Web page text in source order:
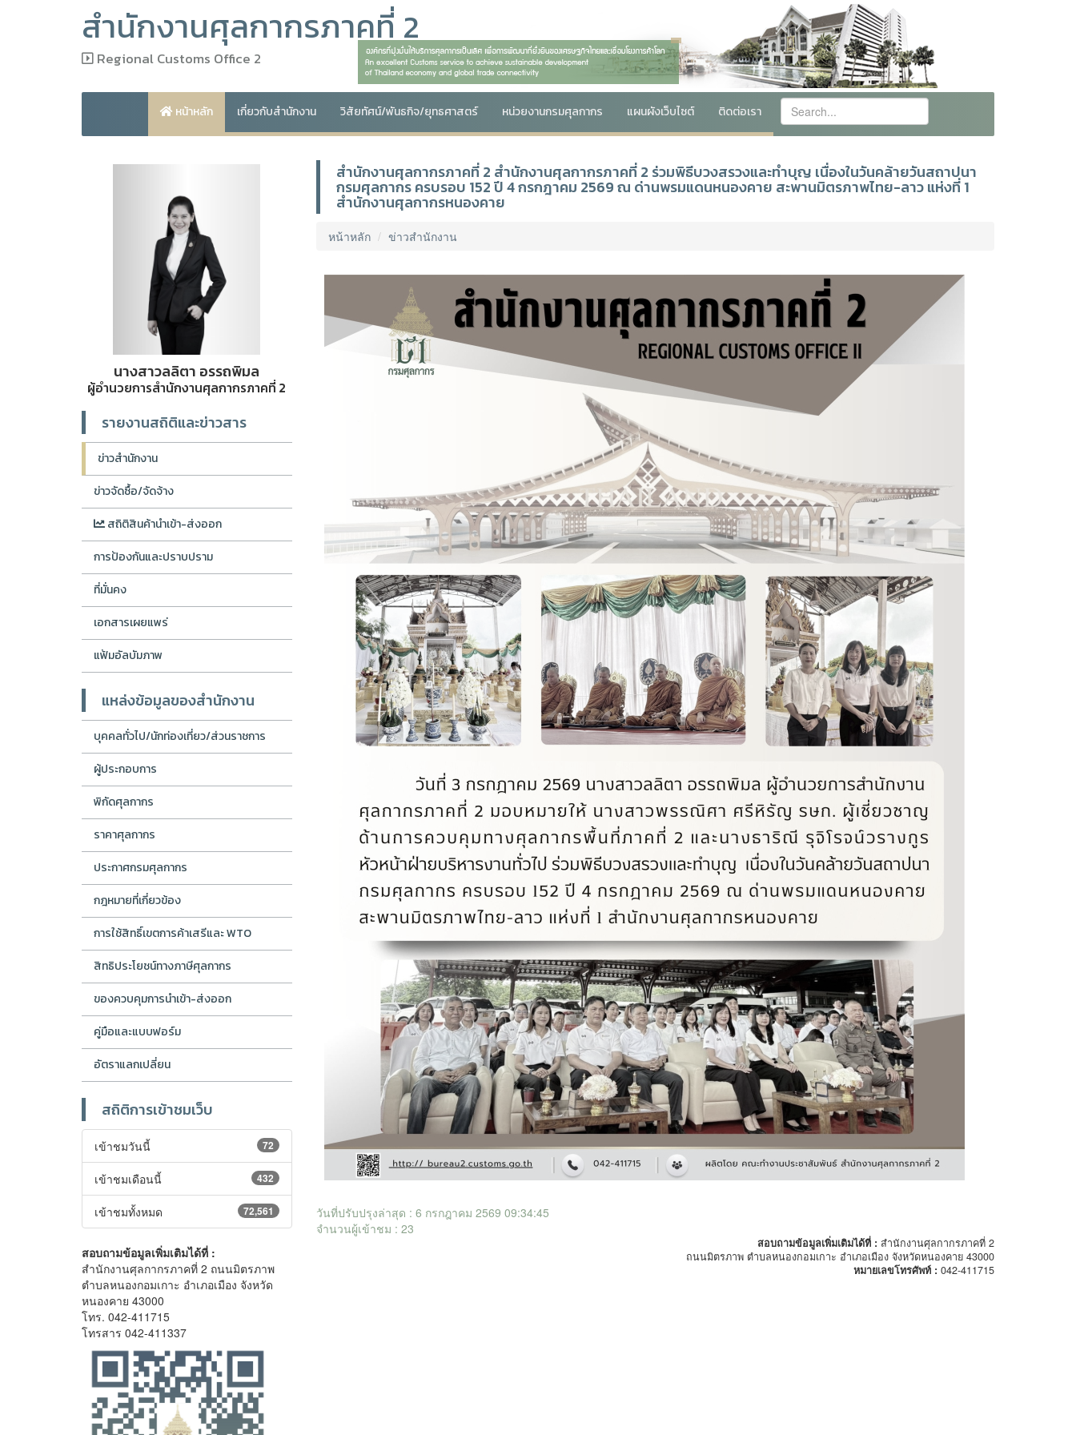
สำนักงานศุลกากรภาคที่ 2
Regional Customs Office 2
หน้าหลัก เกี่ยวกับสำนักงาน วิสัยทัศน์/พันธกิจ/ยุทธศาสตร์ หน่วยงานกรมศุลกากร แผนผังเว็บไซต์ ติดต่อเรา
นางสาวลลิตา อรรถพิมล
ผู้อำนวยการสำนักงานศุลกากรภาคที่ 2
รายงานสถิติและข่าวสาร
ข่าวสำนักงาน
ข่าวจัดซื้อ/จัดจ้าง
สถิติสินค้านำเข้า-ส่งออก
การป้องกันและปราบปราม
ที่มั่นคง
เอกสารเผยแพร่
แฟ้มอัลบัมภาพ
แหล่งข้อมูลของสำนักงาน
บุคคลทั่วไป/นักท่องเที่ยว/ส่วนราชการ
ผู้ประกอบการ
พิกัดศุลกากร
ราคาศุลกากร
ประกาศกรมศุลกากร
กฎหมายที่เกี่ยวข้อง
การใช้สิทธิ์เขตการค้าเสรีและ WTO
สิทธิประโยชน์ทางภาษีศุลกากร
ของควบคุมการนำเข้า-ส่งออก
คู่มือและแบบฟอร์ม
อัตราแลกเปลี่ยน
สถิติการเข้าชมเว็บ
72
เข้าชมวันนี้
432
เข้าชมเดือนนี้
72,561
เข้าชมทั้งหมด
สอบถามข้อมูลเพิ่มเติมได้ที่ :
สำนักงานศุลกากรภาคที่ 2 ถนนมิตรภาพ
ตำบลหนองกอมเกาะ อำเภอเมือง จังหวัด
หนองคาย 43000
โทร. 042-411715
โทรสาร 042-411337
สำนักงานศุลกากรภาคที่ 2 สำนักงานศุลกากรภาคที่ 2 ร่วมพิธีบวงสรวงและทำบุญ เนื่องในวันคล้ายวันสถาปนา
กรมศุลกากร ครบรอบ 152 ปี 4 กรกฎาคม 2569 ณ ด่านพรมแดนหนองคาย สะพานมิตรภาพไทย-ลาว แห่งที่ 1
สำนักงานศุลกากรหนองคาย
หน้าหลัก ข่าวสำนักงาน
วันที่ปรับปรุงล่าสุด : 6 กรกฎาคม 2569 09:34:45
จำนวนผู้เข้าชม : 23
สอบถามข้อมูลเพิ่มเติมได้ที่ : สำนักงานศุลกากรภาคที่ 2
ถนนมิตรภาพ ตำบลหนองกอมเกาะ อำเภอเมือง จังหวัดหนองคาย 43000
หมายเลขโทรศัพท์ : 042-411715